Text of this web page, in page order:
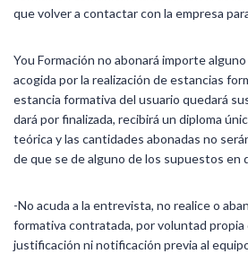
que volver a contactar con la empresa
You Formación no abonará importe
acogida por la realización de estancias
estancia formativa del usuario quedará
dará por finalizada, recibirá un diploma
teórica y las cantidades abonadas no
de que se de alguno de los supuestos en
-No acuda a la entrevista, no realice o
formativa contratada, por voluntad propia
justificación ni notificación previa al